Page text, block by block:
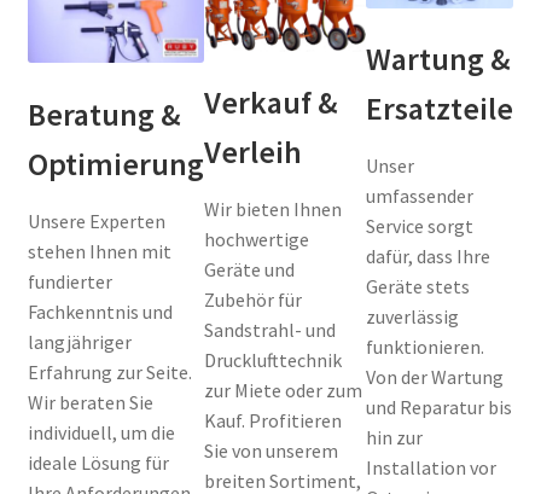
Beratung &
Optimierung
Unsere Experten
stehen Ihnen mit
fundierter
Fachkenntnis und
langjähriger
Erfahrung zur Seite.
Wir beraten Sie
individuell, um die
ideale Lösung für
Verkauf &
Verleih
Wir bieten Ihnen
hochwertige
Geräte und
Zubehör für
Sandstrahl- und
Drucklufttechnik
zur Miete oder zum
Kauf. Profitieren
Sie von unserem
breiten Sortiment,
Wartung &
Ersatzteile
Unser
umfassender
Service sorgt
dafür, dass Ihre
Geräte stets
zuverlässig
funktionieren.
Von der Wartung
und Reparatur bis
hin zur
Installation vor